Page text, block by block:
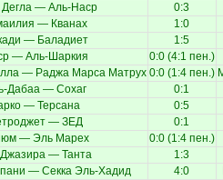
Дегла — Аль-Наср
0:3
— Кванах
1:0
— Баладиет
1:5
— Аль-Шаркия
0:0 (4:1 пен.)
— Раджа Марса Матрух 0:0 (1:4 пен.)
Дабаа — Сохаг
0:1
— Терсана
0:5
— ЗЕД
0:1
— Эль Марех
0:0 (1:4 пен.)
— Танта
1:3
— Секка Эль-Хадид
4:0